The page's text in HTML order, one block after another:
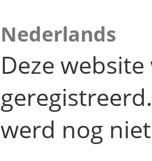
Nederlands
Deze
werd nog